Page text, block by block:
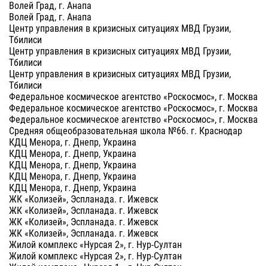
Волей Град, г. Анапа
Волей Град, г. Анапа
Центр управления в кризисных ситуациях МВД Грузии,
Тбилиси
Центр управления в кризисных ситуациях МВД Грузии,
Тбилиси
Центр управления в кризисных ситуациях МВД Грузии,
Тбилиси
Федеральное космическое агентство «Роскосмос», г. Москва
Федеральное космическое агентство «Роскосмос», г. Москва
Федеральное космическое агентство «Роскосмос», г. Москва
Средняя общеобразовательная школа №66. г. Краснодар
КДЦ Менора, г. Днепр, Украина
КДЦ Менора, г. Днепр, Украина
КДЦ Менора, г. Днепр, Украина
КДЦ Менора, г. Днепр, Украина
КДЦ Менора, г. Днепр, Украина
ЖК «Колизей», Эспланада. г. Ижевск
ЖК «Колизей», Эспланада. г. Ижевск
ЖК «Колизей», Эспланада. г. Ижевск
ЖК «Колизей», Эспланада. г. Ижевск
Жилой комплекс «Нурсая 2», г. Нур-Султан
Жилой комплекс «Нурсая 2», г. Нур-Султан